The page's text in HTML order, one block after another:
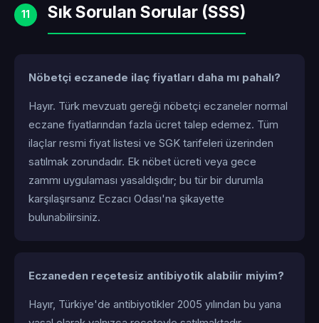
11 Sık Sorulan Sorular (SSS)
Nöbetçi eczanede ilaç fiyatları daha mı pahalı?
Hayır. Türk mevzuatı gereği nöbetçi eczaneler normal
eczane fiyatlarından fazla ücret talep edemez. Tüm
ilaçlar resmi fiyat listesi ve SGK tarifeleri üzerinden
satılmak zorundadır. Ek nöbet ücreti veya gece
zammı uygulaması yasaldışıdır; bu tür bir durumla
karşılaşırsanız Eczacı Odası'na şikayette
bulunabilirsiniz.
Eczaneden reçetesiz antibiyotik alabilir miyim?
Hayır, Türkiye'de antibiyotikler 2005 yılından bu yana